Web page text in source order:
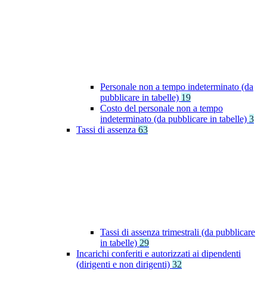
Personale non a tempo indeterminato (da
pubblicare in tabelle) 19
Costo del personale non a tempo
indeterminato (da pubblicare in tabelle) 3
Tassi di assenza 63
Tassi di assenza trimestrali (da pubblicare
in tabelle) 29
Incarichi conferiti e autorizzati ai dipendenti
(dirigenti e non dirigenti) 32